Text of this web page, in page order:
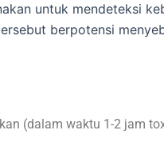
untuk mendeteksi
berpotensi
(dalam waktu 1-2 jam